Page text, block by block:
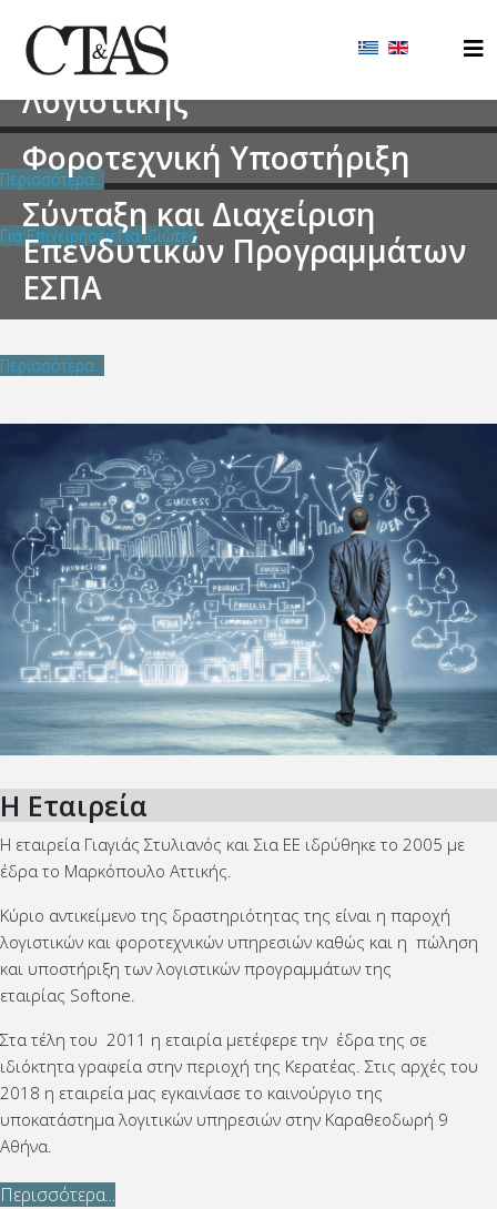
Εξειδικευμένες Υπηρεσίες
Λογιστικής
Περισσότερα...
Φοροτεχνική Υποστήριξη
Για ΕπιχειρήσειςΓια Ιδιώτες
Σύνταξη και Διαχείριση
Επενδυτικών Προγραμμάτων
ΕΣΠΑ
Περισσότερα...
Η Εταιρεία
Η εταιρεία Γιαγιάς Στυλιανός και Σια ΕΕ ιδρύθηκε το 2005 με
έδρα το Μαρκόπουλο Αττικής.
Κύριο αντικείμενο της δραστηριότητας της είναι η παροχή
λογιστικών και φοροτεχνικών υπηρεσιών καθώς και η πώληση
και υποστήριξη των λογιστικών προγραμμάτων της
εταιρίας Softone.
Στα τέλη του 2011 η εταιρία μετέφερε την έδρα της σε
ιδιόκτητα γραφεία στην περιοχή της Κερατέας. Στις αρχές του
2018 η εταιρεία μας εγκαινίασε το καινούργιο της
υποκατάστημα λογιτικών υπηρεσιών στην Καραθεοδωρή 9
Αθήνα.
Περισσότερα...